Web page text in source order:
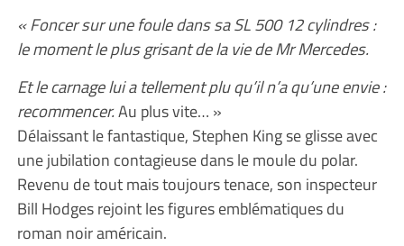
« Foncer sur une foule dans sa SL 500 12 cylindres :
le moment le plus grisant de la vie de Mr Mercedes.
Et le carnage lui a tellement plu qu’il n’a qu’une envie :
recommencer.Au plus vite… »
Délaissant le fantastique, Stephen King se glisse avec
une jubilation contagieuse dans le moule du polar.
Revenu de tout mais toujours tenace, son inspecteur
Bill Hodges rejoint les figures emblématiques du
roman noir américain.